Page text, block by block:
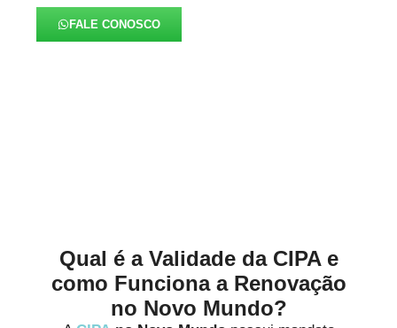
FALE CONOSCO
Qual é a Validade da CIPA e
como Funciona a Renovação
no Novo Mundo?